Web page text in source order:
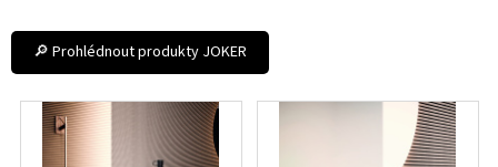
🔎 Prohlédnout produkty JOKER